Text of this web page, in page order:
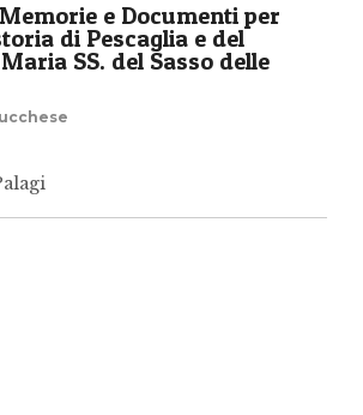
e Documenti per
di Pescaglia e del
SS. del Sasso delle